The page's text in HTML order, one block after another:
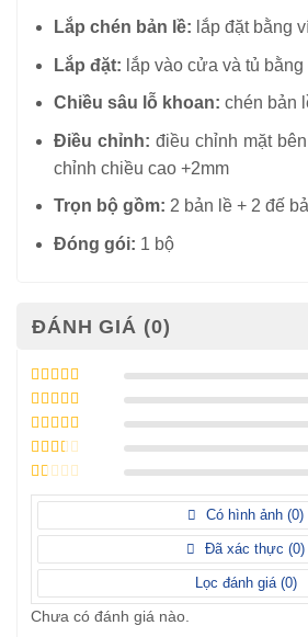
Lắp chén bản lề: lắp đặt bằng
Lắp đặt: lắp vào cửa và tủ
Chiều sâu lỗ khoan: chén bản
Điều chỉnh: điều chỉnh mặt
chỉnh chiều cao +2mm
Trọn bộ gồm: 2 bản lề + 2 đế
Đóng gói: 1 bộ
ĐÁNH GIÁ (0)
Được xếp
Được xếp
sao
Được
hạng3
5 sao
Được
hạng
sao
Được
1
sao
Có hình ảnh (0)
Đã xác thực (0)
Lọc đánh giá (0)
Chưa có đánh giá nào.